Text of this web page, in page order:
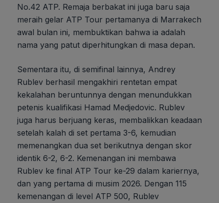
No.42 ATP. Remaja berbakat ini juga baru saja
meraih gelar ATP Tour pertamanya di Marrakech
awal bulan ini, membuktikan bahwa ia adalah
nama yang patut diperhitungkan di masa depan.
Sementara itu, di semifinal lainnya, Andrey
Rublev berhasil mengakhiri rentetan empat
kekalahan beruntunnya dengan menundukkan
petenis kualifikasi Hamad Medjedovic. Rublev
juga harus berjuang keras, membalikkan keadaan
setelah kalah di set pertama 3-6, kemudian
memenangkan dua set berikutnya dengan skor
identik 6-2, 6-2. Kemenangan ini membawa
Rublev ke final ATP Tour ke-29 dalam kariernya,
dan yang pertama di musim 2026. Dengan 115
kemenangan di level ATP 500, Rublev